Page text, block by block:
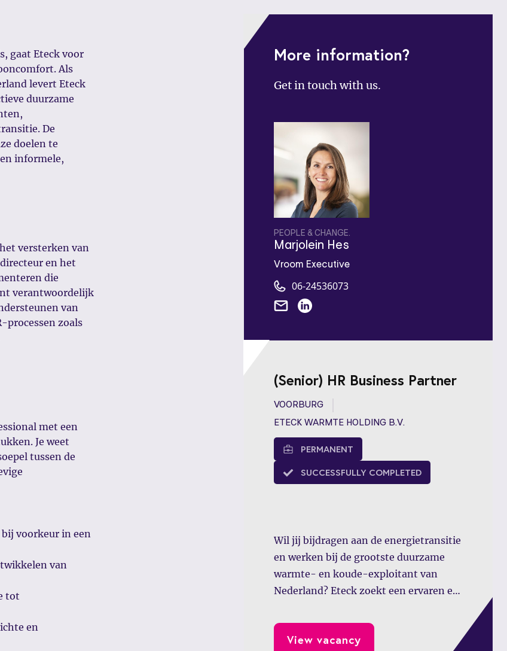
gaat Eteck voor
Als
levert Eteck
duurzame
De
doelen te
informele,
versterken van
en het
die
verantwoordelijk
van
processen zoals
met een
Je weet
tussen de
voorkeur in een
van
tot
en
More information?
Get in touch with us.
PEOPLE & CHANGE.
Marjolein Hes
Vroom Executive
06-24536073
(Senior) HR Business Partner
VOORBURG
ETECK WARMTE HOLDING B.V.
PERMANENT
SUCCESSFULLY COMPLETED
Wil jij bijdragen aan de energietransitie
en werken bij de grootste duurzame
warmte- en koude-exploitant van
Nederland? Eteck zoekt een ervaren en
om de groei en ontwikkeling van de
organisatie te ondersteunen met een
View vacancy